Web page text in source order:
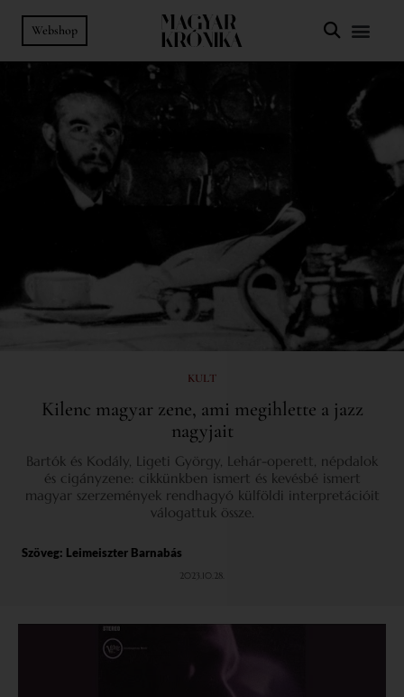
Webshop
KULT
Kilenc magyar zene, ami megihlette a jazz
nagyjait
Bartók és Kodály, Ligeti György, Lehár-operett, népdalok
és cigányzene: cikkünkben ismert és kevésbé ismert
magyar szerzemények rendhagyó külföldi interpretációit
válogattuk össze.
Szöveg: Leimeiszter Barnabás
2023.10.28.